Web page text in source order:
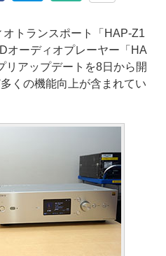
トランスポート「HAP-Z1
オーディオプレーヤー「HA
リアップデートを8日から開
くの機能向上が含まれてい